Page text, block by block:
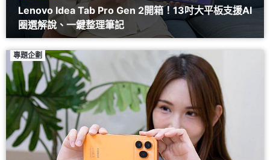
Lenovo Idea Tab Pro Gen 2開箱！13吋大平板支援AI
圈選解說、一鍵整理筆記
專題企劃